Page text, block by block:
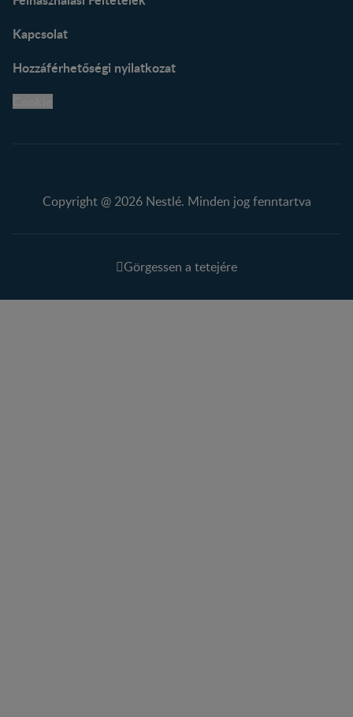
Kapcsolat
Hozzáférhetőségi nyilatkozat
Copyright @ 2026 Nestlé. Minden jog fenntartva
Görgessen a tetejére